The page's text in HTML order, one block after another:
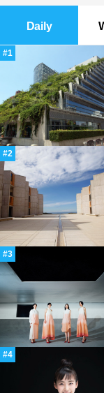
Daily